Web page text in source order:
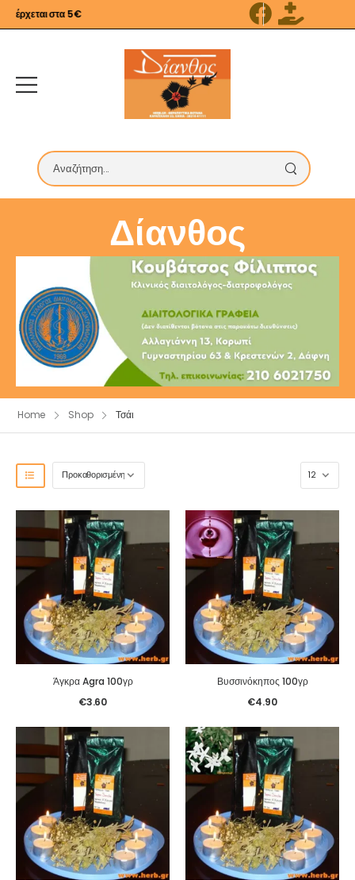
στα 5€
Δίανθος
Home Shop Τσάι
Άγκρα Agra 100γρ
€3.60
Βυσσινόκηπος 100γρ
€4.90